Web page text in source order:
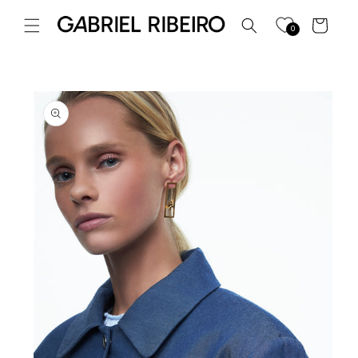
para o
conteúdo
0Carrinho
informação
do produto